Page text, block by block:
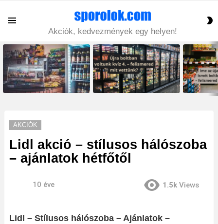
Akciók, kedvezmények egy helyen!
LATEST
STORIES
AKCIÓK
Lidl akció – stílusos hálószoba
– ajánlatok hétfőtől
10 éve 1.5k Views
Lidl – Stílusos hálószoba – Ajánlatok –